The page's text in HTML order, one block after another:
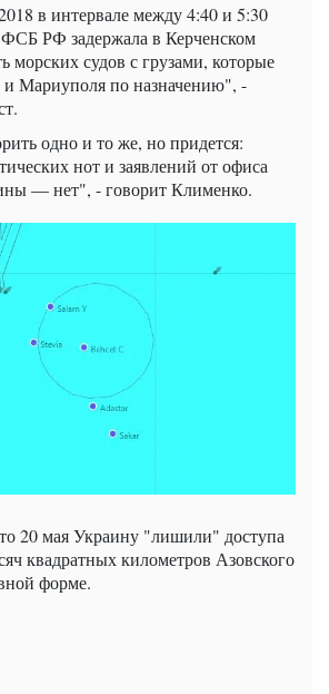
в интервале между 4:40 и 5:30
ФСБ РФ задержала в Керченском
морских судов с грузами, которые
и Мариуполя по назначению", -
одно и то же, но придется:
нот и заявлений от офиса
— нет", - говорит Клименко.
20 мая Украину "лишили" доступа
квадратных километров Азовского
форме.